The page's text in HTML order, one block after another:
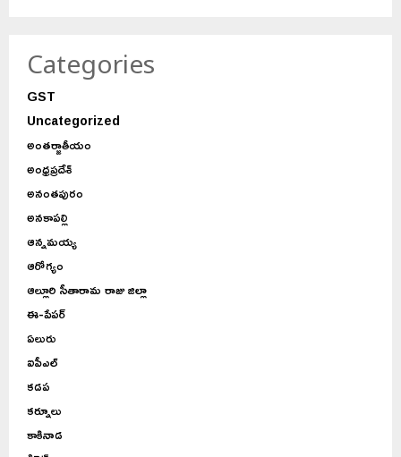
Categories
GST
Uncategorized
అంతర్జాతీయం
అంధ్రప్రదేశ్
అనంతపురం
అనకాపల్లి
ఆన్నమయ్య
ఆరోగ్యం
ఆల్లూరి సీతారామ రాజు జిల్లా
ఈ-పేపర్
ఏలురు
ఐపీఎల్
కడప
కర్నూలు
కాకినాడ